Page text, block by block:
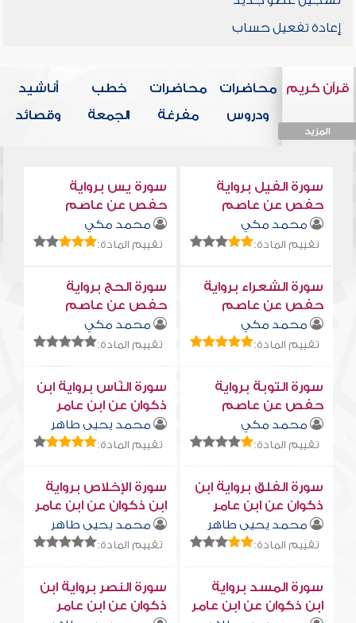
إعادة تفعيل حساب
قرآن كريم
المزيد
محاضرات
ودروس
محاضرات
مفرغة
خطب
الجمعة
أناشيد
وقصائد
سورة الفيل برواية
حفص عن عاصم
محمد مكي
تقييم المادة:
سورة يس برواية
حفص عن عاصم
محمد مكي
تقييم المادة:
سورة الشعراء برواية
حفص عن عاصم
محمد مكي
تقييم المادة:
سورة الحج برواية
حفص عن عاصم
محمد مكي
تقييم المادة:
سورة التوبة برواية
حفص عن عاصم
محمد مكي
تقييم المادة:
سورة النّاس برواية ابن
ذكوان عن ابن عامر
محمد يحيى طاهر
تقييم المادة:
سورة الفلق برواية ابن
ذكوان عن ابن عامر
محمد يحيى طاهر
تقييم المادة:
سورة الإخلاص برواية
ابن ذكوان عن ابن عامر
محمد يحيى طاهر
تقييم المادة:
سورة المسد برواية
ابن ذكوان عن ابن عامر
سورة النصر برواية ابن
ذكوان عن ابن عامر